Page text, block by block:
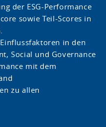
der ESG-Performance
sowie Teil-Scores in
in den
Social und Governance
mit dem
zu allen